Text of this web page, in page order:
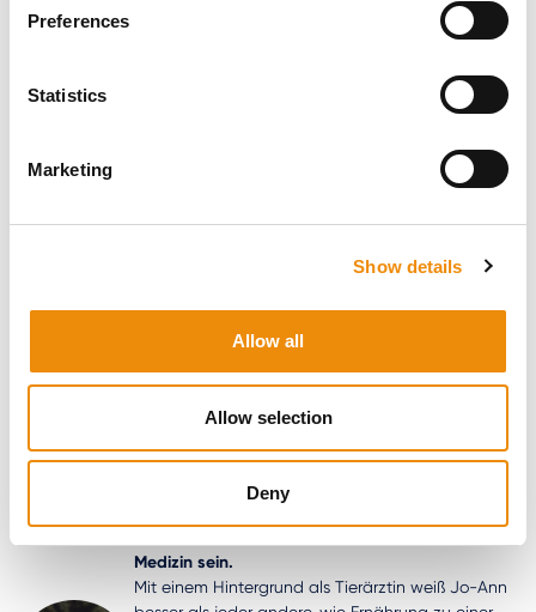
Preferences
Statistics
Marketing
Show details
Allow all
Allow selection
Deny
Fettsäuren eine Rolle, sie bilden eine Barriere für Bakterien
tragen sie auch zu mehr Elastizität bei. Fettsäuren findet
man in Ölen und Fetten.
Es gibt also sehr viele verschiedene Nährstoffe, die einen
Einfluss auf die Qualität der Hufe haben. Wichtig ist, dass
Mengen und im richtigen Verhältnis enthält. Die Zugabe
nicht ausgewogenen Ration, führt daher niemals zu einem
Jo-Ann Vandermeiren
Medizin sein.
Mit einem Hintergrund als Tierärztin weiß Jo-Ann